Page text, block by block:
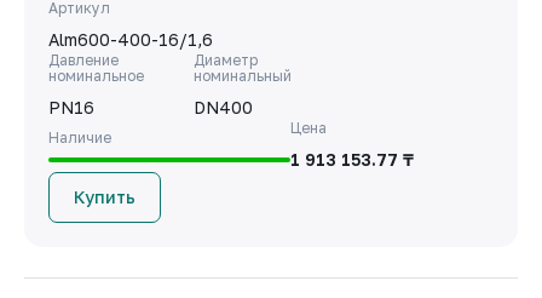
Артикул
Alm600-400-16/1,6
Давление
номинальное
PN16
Диаметр
номинальный
DN400
Наличие
Цена
1 913 153.77 ₸
Купить